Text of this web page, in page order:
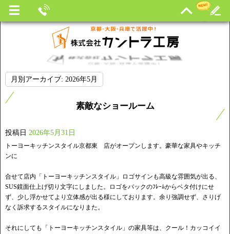
月別アーカイブ: 2026年5月
素敵なショールーム
投稿日 2026年5月31日
トーヨーキッチンスタイル京都東 店がオープンします。豪華な家具やキッチ
ンに
合せて店内「トーヨーキッチンスタイル」ロゴサインも高級な雰囲気が出る、
SUS鏡面仕上げ切り文字にしました。ロゴをバックのﾌﾚｰﾑからベタ付けにせ
ず、少し浮かせてより立体感が出る様にしております。余り強調せず、さりげ
なく訴求するスタイルになりまた。
それにしても「トーヨーキッチンスタイル」の家具等は、クール！カッコイイ